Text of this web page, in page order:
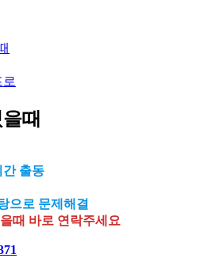
때
간 출동
으로 문제해결
때 바로 연락주세요